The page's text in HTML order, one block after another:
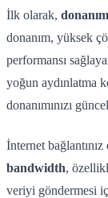
İlk olarak,
donanım, yüksek
performansı
yoğun aydınlatma
donanımınızı
İnternet
bandwidth,
veriyi göndermesi